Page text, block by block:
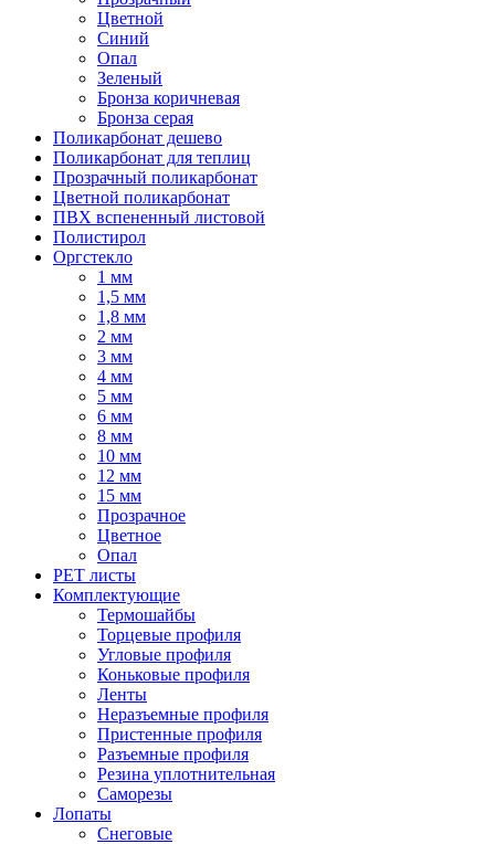
Цветной
Синий
Опал
Зеленый
Бронза коричневая
Бронза серая
Поликарбонат дешево
Поликарбонат для теплиц
Прозрачный поликарбонат
Цветной поликарбонат
ПВХ вспененный листовой
Полистирол
Оргстекло
1 мм
1,5 мм
1,8 мм
2 мм
3 мм
4 мм
5 мм
6 мм
8 мм
10 мм
12 мм
15 мм
Прозрачное
Цветное
Опал
PET листы
Комплектующие
Термошайбы
Торцевые профиля
Угловые профиля
Коньковые профиля
Ленты
Неразъемные профиля
Пристенные профиля
Разъемные профиля
Резина уплотнительная
Саморезы
Лопаты
Снеговые